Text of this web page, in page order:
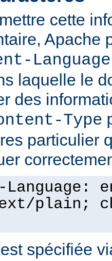
cette
Apache
Language
laquelle le
des
Type
particulier
Language:
plain;
spécifiée